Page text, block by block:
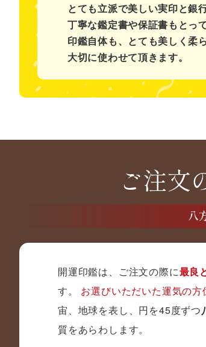
とても立派で美しい実印と銀
丁寧な鑑定書や保証書もとっ
印鑑自体も、とても美しく柔
大切に使わせて頂きます。
ご注文
八
開運印鑑は、ご注文の際に最良
す。 お選びいただいた運気の方
宙、地球を表し、円を45度ずつ
質をあらわします。